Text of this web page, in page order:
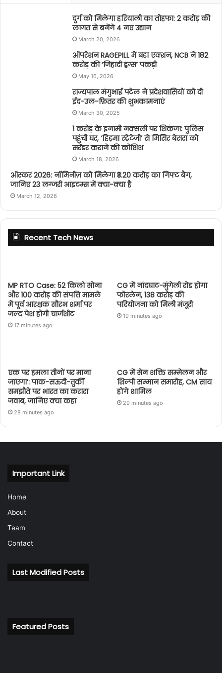
दुर्ग को मिलेगा हरियाली का तोहफा: 2 करोड़ की
लागत से बनेंगे 4 नए उद्यान
March 20, 2026
ऑपरेशन RAGEPILL में बड़ा एक्शन, NCB ने 182
करोड़ की ‘जिहादी ड्रग्स’ पकड़ी
May 16, 2026
राज्यपाल मंगुभाई पटेल ने प्रदेशवासियों को दी
ईद-उल-फ़ितर की शुभकामनाएं
March 30, 2025
1 करोड़ के इनामी नक्सली पर शिकंजा: पुलिस
पहुंची घर, ‘हिड़मा स्ट्रेटेजी’ से मिसिर बेसरा को
सरेंडर कराने की कोशिश
March 18, 2026
ऑस्कर 2026: नॉमिनीज़ को मिलेगा ₹3.20 करोड़ का गिफ्ट बैग,
जानिए 23 लग्जरी आइटम्स में क्या-क्या है
March 12, 2026
Recent Tech News
MP RTO Case: 52 किलो सोना
और 100 करोड़ की संपत्ति मामले
में पूर्व आरक्षक सौरभ शर्मा पर
जल्द पेश होगी चार्जशीट
17 minutes ago
CG में नांदघाट-मुंगेली रोड होगा
फोरलेन, 138 करोड़ की
परियोजना को मिली मंजूरी
19 minutes ago
एक पर हमला तीनों पर माना
जाएगा’: पाक-सऊदी-तुर्की
समझौते पर भारत का करारा
जवाब, जानिए क्या कहा
28 minutes ago
CG में सेन शक्ति सम्मेलन और
शिल्पी सम्मान समारोह, CM साय
होंगे शामिल
29 minutes ago
Important Link
Home
About
Team
Contact
Last Modified Posts
Featured Posts